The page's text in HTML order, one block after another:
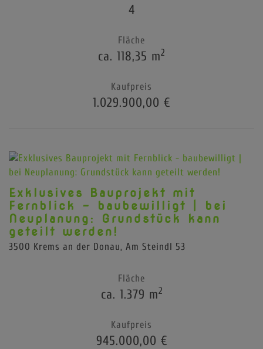
4
Fläche
ca. 118,35 m2
Kaufpreis
1.029.900,00 €
Exklusives Bauprojekt mit
Fernblick - baubewilligt | bei
Neuplanung: Grundstück kann
geteilt werden!
3500 Krems an der Donau, Am Steindl 53
Fläche
ca. 1.379 m2
Kaufpreis
945.000,00 €